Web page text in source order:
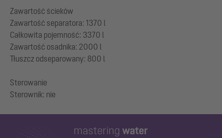
Zawartość ścieków
Zawartość separatora: 1370 l
Całkowita pojemność: 3370 l
Zawartość osadnika: 2000 l
Tłuszcz odseparowany: 800 l
Sterowanie